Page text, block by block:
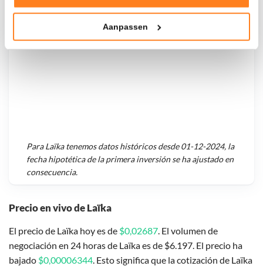
Tonen en meten van relevante advertenties
Klik hieronder om ons toestemming te geven om deze
Aanpassen
Precio en vivo de Laïka
El precio de Laïka hoy es de $0,02687. El volumen de
negociación en 24 horas de Laïka es de $6.197. El precio ha
bajado $0,00006344. Esto significa que la cotización de Laïka
ParaLaïkatenemos datos históricos desde01-12-2024, la
fecha hipotética de la primera inversión se ha ajustado en
consecuencia.